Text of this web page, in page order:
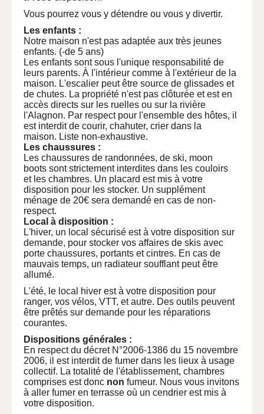
Vous pourrez vous y détendre ou vous y divertir.
Les enfants :
Notre maison n'est pas adaptée aux très jeunes
enfants. (-de 5 ans)
Les enfants sont sous l'unique responsabilité de
leurs parents. À l'intérieur comme à l'extérieur de la
maison. L'escalier peut être source de glissades et
de chutes. La propriété n'est pas clôturée et est en
accès directs sur les ruelles ou sur la rivière
l'Alagnon. Par respect pour l'ensemble des hôtes, il
est interdit de courir, chahuter, crier dans la
maison. Liste non-exhaustive.
Les chaussures :
Les chaussures de randonnées, de ski, moon
boots sont strictement interdites dans les couloirs
et les chambres. Un placard est mis à votre
disposition pour les stocker. Un supplément
ménage de 20€ sera demandé en cas de non-
respect.
Local à disposition :
L'hiver, un local sécurisé est à votre disposition sur
demande, pour stocker vos affaires de skis avec
porte chaussures, portants et cintres. En cas de
mauvais temps, un radiateur soufflant peut être
allumé.
L'été, le local hiver est à votre disposition pour
ranger, vos vélos, VTT, et autre. Des outils peuvent
être prêtés sur demande pour les réparations
courantes.
Dispositions générales :
En respect du décret N°2006-1386 du 15 novembre
2006, il est interdit de fumer dans les lieux à usage
collectif. La totalité de l'établissement, chambres
comprises est donc non fumeur. Nous vous invitons
à aller fumer en terrasse où un cendrier est mis à
votre disposition.